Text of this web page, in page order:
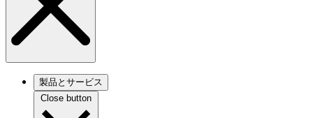
製品とサービス
Close button